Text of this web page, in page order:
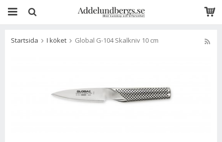
Startsida I köket Global G-104 Skalkniv 10 cm